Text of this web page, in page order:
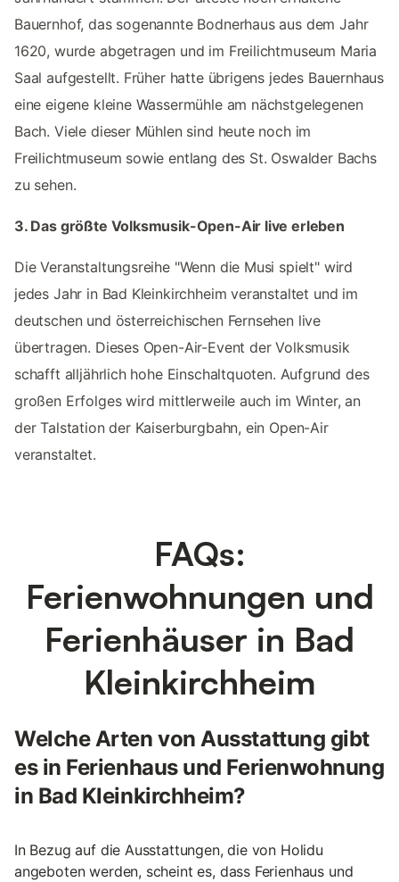
Bauernhof, das sogenannte Bodnerhaus aus dem Jahr
1620, wurde abgetragen und im Freilichtmuseum Maria
Saal aufgestellt. Früher hatte übrigens jedes Bauernhaus
eine eigene kleine Wassermühle am nächstgelegenen
Bach. Viele dieser Mühlen sind heute noch im
Freilichtmuseum sowie entlang des St. Oswalder Bachs
zu sehen.
3. Das größte Volksmusik-Open-Air live erleben
Die Veranstaltungsreihe "Wenn die Musi spielt" wird
jedes Jahr in Bad Kleinkirchheim veranstaltet und im
deutschen und österreichischen Fernsehen live
übertragen. Dieses Open-Air-Event der Volksmusik
schafft alljährlich hohe Einschaltquoten. Aufgrund des
großen Erfolges wird mittlerweile auch im Winter, an
der Talstation der Kaiserburgbahn, ein Open-Air
veranstaltet.
FAQs:
Ferienwohnungen und
Ferienhäuser in Bad
Kleinkirchheim
Welche Arten von Ausstattung gibt
es in Ferienhaus und Ferienwohnung
in Bad Kleinkirchheim?
In Bezug auf die Ausstattungen, die von Holidu
angeboten werden, scheint es, dass Ferienhaus und